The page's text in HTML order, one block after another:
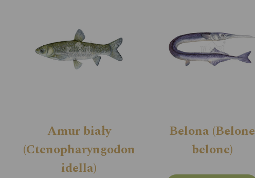
Amur biały
(Ctenopharyngodon
idella)
Belona (Belone
belone)